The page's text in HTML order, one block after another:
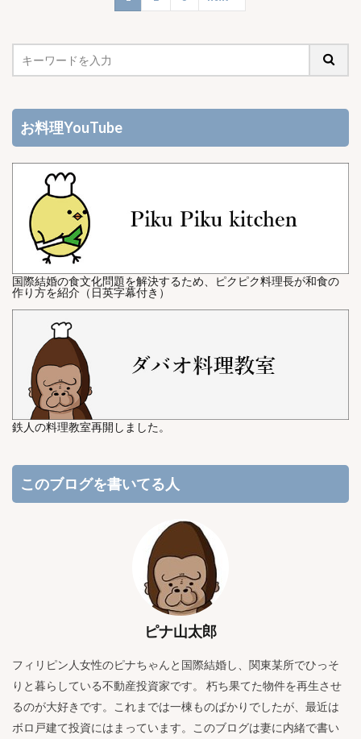
お料理YouTube
国際結婚の食文化問題を解決するため、ピクピク料理長が和食の
作り方を紹介（日英字幕付き）
鉄人の料理教室再開しました。
このブログを書いてる人
ピナ山太郎
フィリピン人女性のピナちゃんと国際結婚し、関東某所でひっそ
りと暮らしている不動産投資家です。 朽ち果てた物件を再生させ
るのが大好きです。これまでは一棟ものばかりでしたが、最近は
ボロ戸建て投資にはまっています。このブログは妻に内緒で書い